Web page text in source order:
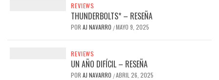
REVIEWS
THUNDERBOLTS* – RESEÑA
POR AJ NAVARRO /MAYO 9, 2025
REVIEWS
UN AÑO DIFÍCIL – RESEÑA
POR AJ NAVARRO /ABRIL 26, 2025